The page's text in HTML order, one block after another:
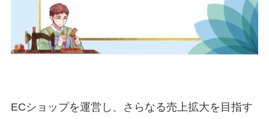
ECショップを運営し、さらなる売上拡大を目指す